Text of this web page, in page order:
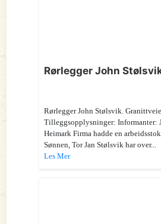
Rørlegger John
Rørlegger John Stølsvik.
Tilleggsopplysninger: Informanter:
Heimark Firma hadde en
Sønnen, Tor Jan Stølsvik har over...
Les Mer